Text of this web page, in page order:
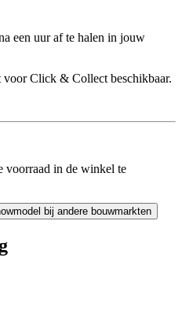
een uur af te halen in jouw
Click & Collect beschikbaar.
voorraad in de winkel te
bij andere bouwmarkten